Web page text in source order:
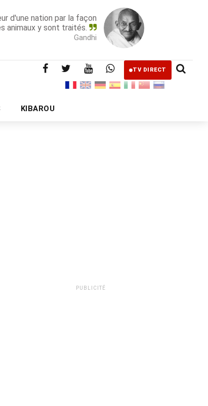
d'une nation par la façon
animaux y sont traités.
Gandhi
TV DIRECT
KIBAROU
PUBLICITÉ